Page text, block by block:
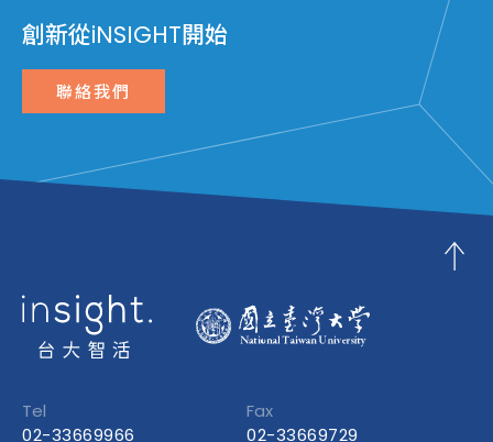
創新從iNSIGHT開始
聯絡我們
Tel
02-33669966
Fax
02-33669729